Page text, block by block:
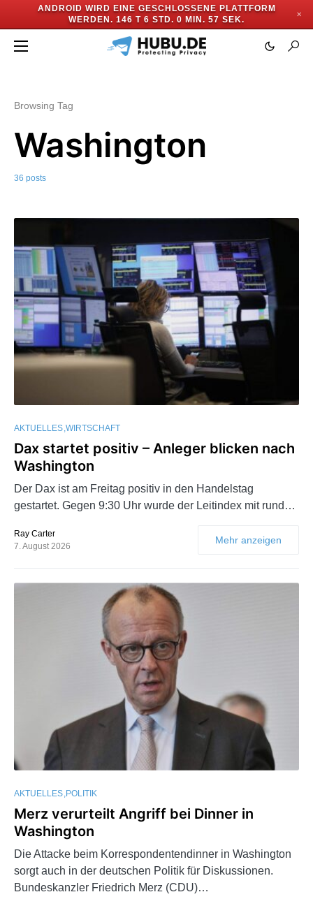
ANDROID WIRD EINE GESCHLOSSENE PLATTFORM
WERDEN. 146 T 6 STD. 0 MIN. 54 SEK.
✕
Browsing Tag
Washington
36 posts
AKTUELLES WIRTSCHAFT
Dax startet positiv – Anleger blicken nach
Washington
Der Dax ist am Freitag positiv in den Handelstag
gestartet. Gegen 9:30 Uhr wurde der Leitindex mit rund…
Ray Carter
7. August 2026
Mehr anzeigen
AKTUELLES POLITIK
Merz verurteilt Angriff bei Dinner in
Washington
Die Attacke beim Korrespondentendinner in Washington
sorgt auch in der deutschen Politik für Diskussionen.
Bundeskanzler Friedrich Merz (CDU)…